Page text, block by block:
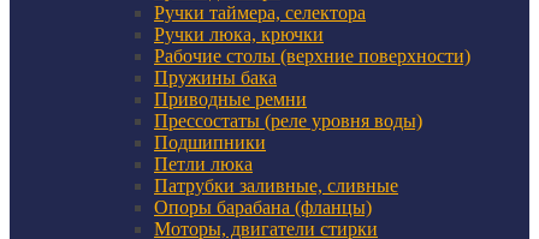
Ручки таймера, селектора
Ручки люка, крючки
Рабочие столы (верхние поверхности)
Пружины бака
Приводные ремни
Прессостаты (реле уровня воды)
Подшипники
Петли люка
Патрубки заливные, сливные
Опоры барабана (фланцы)
Моторы, двигатели стирки